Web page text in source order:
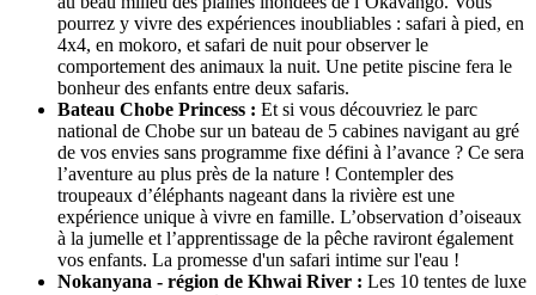
pourrez y vivre des expériences inoubliables : safari à pied, en
4x4, en mokoro, et safari de nuit pour observer le
comportement des animaux la nuit. Une petite piscine fera le
bonheur des enfants entre deux safaris.
Bateau Chobe Princess : Et si vous découvriez le parc
national de Chobe sur un bateau de 5 cabines navigant au gré
de vos envies sans programme fixe défini à l’avance ? Ce sera
l’aventure au plus près de la nature ! Contempler des
troupeaux d’éléphants nageant dans la rivière est une
expérience unique à vivre en famille. L’observation d’oiseaux
à la jumelle et l’apprentissage de la pêche raviront également
vos enfants. La promesse d'un safari intime sur l'eau !
Nokanyana - région de Khwai River : Les 10 tentes de luxe